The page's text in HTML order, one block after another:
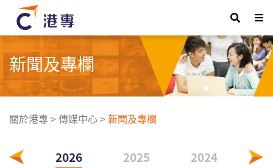
新聞及專欄
關於港專>傳媒中心>新聞及專欄
2026 2025 2024